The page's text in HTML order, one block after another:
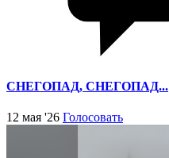
СНЕГОПАД, СНЕГОПАД...
12 мая '26 Голосовать